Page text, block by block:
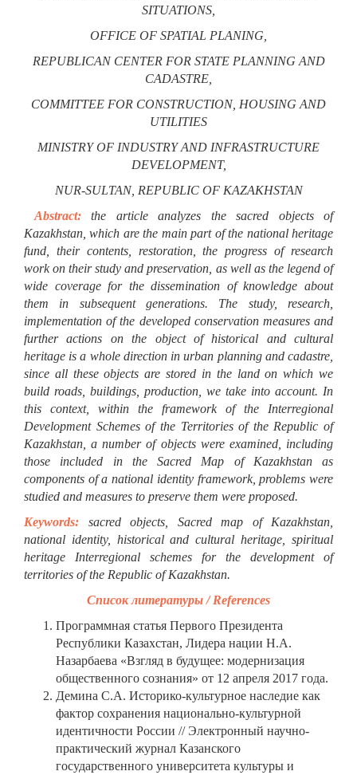
SITUATIONS,
OFFICE OF SPATIAL PLANING,
REPUBLICAN CENTER FOR STATE PLANNING AND
CADASTRE,
COMMITTEE FOR CONSTRUCTION, HOUSING AND
UTILITIES
MINISTRY OF INDUSTRY AND INFRASTRUCTURE
DEVELOPMENT,
NUR-SULTAN, REPUBLIC OF KAZAKHSTAN
Abstract:the article analyzes the sacred objects of
Kazakhstan, which are the main part of the national heritage
fund, their contents, restoration, the progress of research
work on their study and preservation, as well as the legend of
wide coverage for the dissemination of knowledge about
them in subsequent generations. The study, research,
implementation of the developed conservation measures and
further actions on the object of historical and cultural
heritage is a whole direction in urban planning and cadastre,
since all these objects are stored in the land on which we
build roads, buildings, production, we take into account. In
this context, within the framework of the Interregional
Development Schemes of the Territories of the Republic of
Kazakhstan, a number of objects were examined, including
those included in the Sacred Map of Kazakhstan as
components of a national identity framework, problems were
studied and measures to preserve them were proposed.
Keywords: sacred objects, Sacred map of Kazakhstan,
national identity, historical and cultural heritage, spiritual
heritage Interregional schemes for the development of
territories of the Republic of Kazakhstan.
Список литературы / References
Программная статья Первого Президента
Республики Казахстан, Лидера нации Н.А.
Назарбаева «Взгляд в будущее: модернизация
общественного сознания» от 12 апреля 2017 года.
Демина С.А. Историко-культурное наследие как
фактор сохранения национально-культурной
идентичности России // Электронный научно-
практический журнал Казанского
государственного университета культуры и